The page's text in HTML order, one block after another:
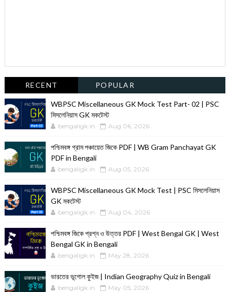
RECENT POPULAR
WBPSC Miscellaneous GK Mock Test Part- 02 | PSC
মিসলেনিয়াস GK মকটেস্ট
bengaligk.in Aug 06, 2026
পশ্চিমবঙ্গ গ্রাম পঞ্চায়েত জিকে PDF | WB Gram Panchayat GK
PDF in Bengali
bengaligk.in Aug 05, 2026
WBPSC Miscellaneous GK Mock Test | PSC মিসলেনিয়াস
GK মকটেস্ট
bengaligk.in Aug 04, 2026
পশ্চিমবঙ্গ জিকে প্রশ্ন ও উত্তর PDF | West Bengal GK | West
Bengal GK in Bengali
bengaligk.in May 28, 2026
ভারতের ভূগোল কুইজ | Indian Geography Quiz in Bengali
bengaligk.in May 05, 2026